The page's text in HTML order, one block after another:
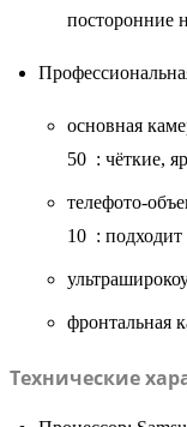
посторонние
основная
50 : чёткие,
10 : подходит
фронтальная
Технические